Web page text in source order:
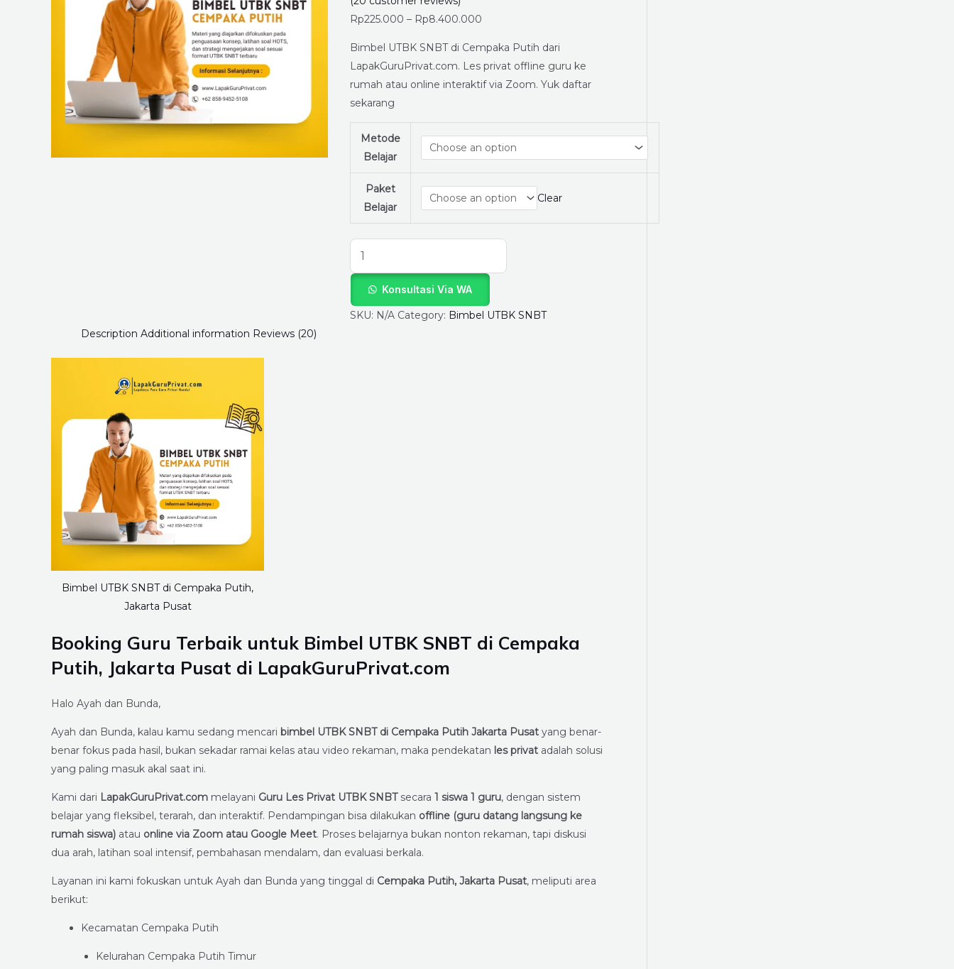
Rp225.000 – Rp8.400.000
Bimbel UTBK SNBT di Cempaka Putih dari
LapakGuruPrivat.com. Les privat offline guru ke
rumah atau online interaktif via Zoom. Yuk daftar
sekarang
Metode
Belajar
Paket
Belajar
Clear
di
Putih,
Jakarta
Pusat
di
Konsultasi Via WA
SKU: N/A Category: Bimbel UTBK SNBT
Description Additional information Reviews (20)
Bimbel UTBK SNBT di Cempaka Putih,
Jakarta Pusat
Booking Guru Terbaik untuk Bimbel UTBK SNBT di Cempaka
Putih, Jakarta Pusat di LapakGuruPrivat.com
Halo Ayah dan Bunda,
Ayah dan Bunda, kalau kamu sedang mencari bimbel UTBK SNBT di Cempaka Putih Jakarta Pusat yang benar-
benar fokus pada hasil, bukan sekadar ramai kelas atau video rekaman, maka pendekatan les privat adalah solusi
yang paling masuk akal saat ini.
Kami dari LapakGuruPrivat.com melayani Guru Les Privat UTBK SNBTsecara 1 siswa 1 guru, dengan sistem
belajar yang fleksibel, terarah, dan interaktif. Pendampingan bisa dilakukan offline (guru datang langsung ke
rumah siswa) atau online via Zoom atau Google Meet. Proses belajarnya bukan nonton rekaman, tapi diskusi
dua arah, latihan soal intensif, pembahasan mendalam, dan evaluasi berkala.
Layanan ini kami fokuskan untuk Ayah dan Bunda yang tinggal di Cempaka Putih, Jakarta Pusat, meliputi area
berikut:
Kecamatan Cempaka Putih
Kelurahan Cempaka Putih Timur